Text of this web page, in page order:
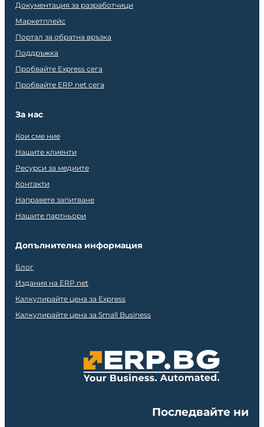
Документация за разработчици
Маркетплейс
Портал за обратна връзка
Поддръжка
Пробвайте Express сега
Пробвайте ERP.net сега
За нас
Кои сме ние
Нашите клиенти
Ресурси за медиите
Контакти
Направете запитване
Нашите партньори
Допълнителна информация
Блог
Издания на ERP.net
Калкулирайте цена за Express
Калкулирайте цена за Small Business
Последвайте ни